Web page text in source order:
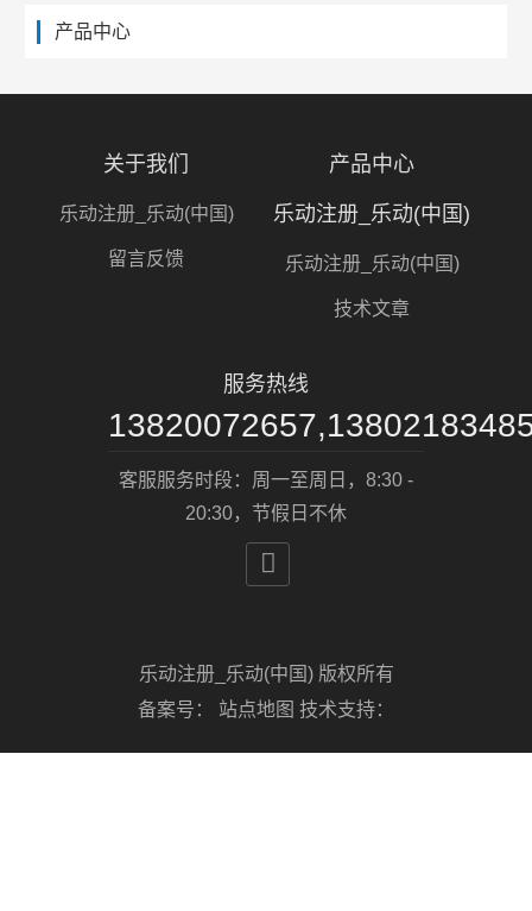
产品中心
关于我们
乐动注册_乐动(中国)
留言反馈
产品中心
乐动注册_乐动(中国)
乐动注册_乐动(中国)
技术文章
服务热线
客服服务时段：周一至周日，8:30 -
20:30，节假日不休

乐动注册_乐动(中国) 版权所有
备案号： 站点地图 技术支持：